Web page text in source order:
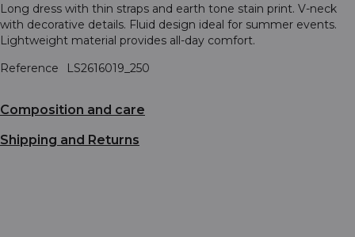
Long dress with thin straps and earth tone stain print. V-neck
with decorative details. Fluid design ideal for summer events.
Lightweight material provides all-day comfort.
Reference
LS2616019_250
Composition and care
Shipping and Returns